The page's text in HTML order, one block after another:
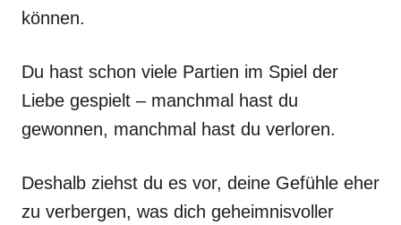
können.
Du hast schon viele Partien im Spiel der
Liebe gespielt – manchmal hast du
gewonnen, manchmal hast du verloren.
Deshalb ziehst du es vor, deine Gefühle eher
zu verbergen, was dich geheimnisvoller